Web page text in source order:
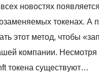
новостях
токенах. А
этот метод, чтобы
компании. Несмотря
токена существуют…